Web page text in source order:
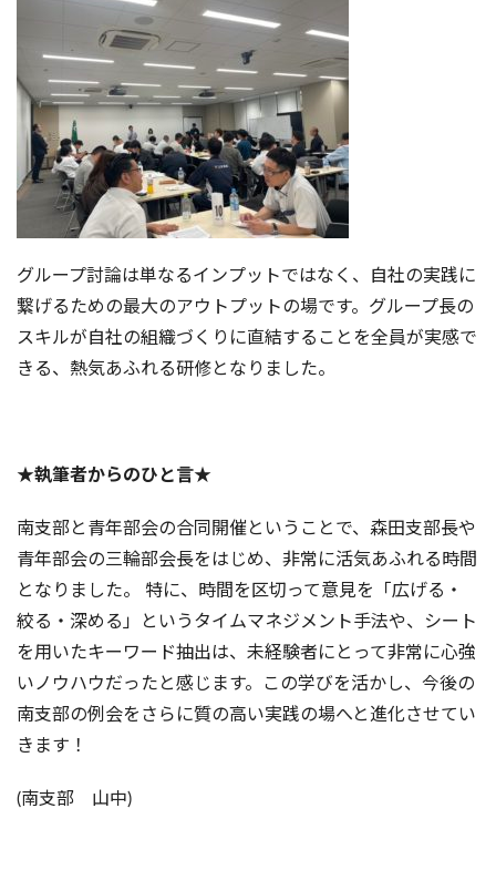
グループ討論は単なるインプットではなく、自社の実践に
繋げるための最大のアウトプットの場です。グループ長の
スキルが自社の組織づくりに直結することを全員が実感で
きる、熱気あふれる研修となりました。
★執筆者からのひと言★
南支部と青年部会の合同開催ということで、森田支部長や
青年部会の三輪部会長をはじめ、非常に活気あふれる時間
となりました。 特に、時間を区切って意見を「広げる・
絞る・深める」というタイムマネジメント手法や、シート
を用いたキーワード抽出は、未経験者にとって非常に心強
いノウハウだったと感じます。この学びを活かし、今後の
南支部の例会をさらに質の高い実践の場へと進化させてい
きます！
(南支部 山中)